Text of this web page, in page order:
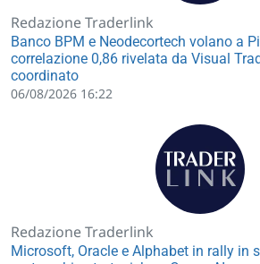
Redazione Traderlink
Banco BPM e Neodecortech volano a
correlazione 0,86 rivelata da Visual
coordinato
06/08/2026 16:22
Redazione Traderlink
Microsoft, Oracle e Alphabet in rally in